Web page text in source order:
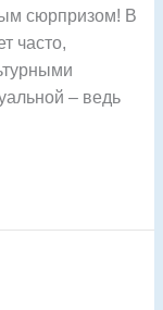
сюрпризом! В
часто,
– ведь